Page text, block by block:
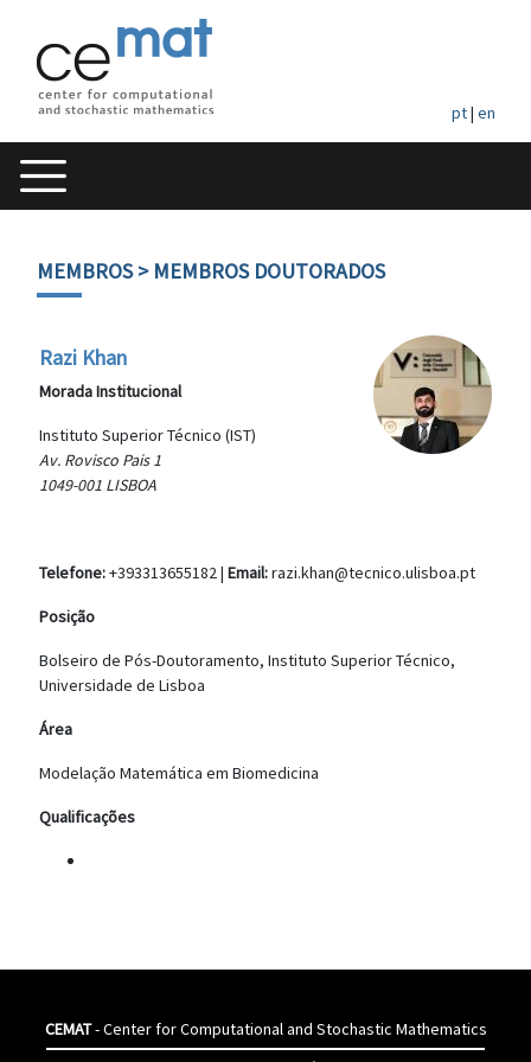
pt| en
MEMBROS> MEMBROS DOUTORADOS
Razi Khan
Morada Institucional
Instituto Superior Técnico (IST)
Av. Rovisco Pais 1
1049-001 LISBOA
Telefone:+393313655182 | Email:razi.khan@tecnico.ulisboa.pt
Posição
Bolseiro de Pós-Doutoramento, Instituto Superior Técnico,
Universidade de Lisboa
Área
Modelação Matemática em Biomedicina
Qualificações
CEMAT- Center for Computational and Stochastic Mathematics